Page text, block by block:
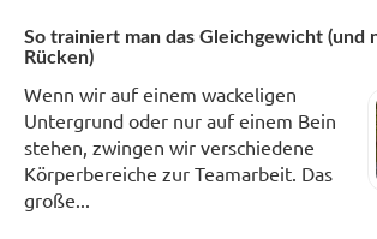
So trainiert man das Gleichgewicht (und
Rücken)
Wenn wir auf einem wackeligen
Untergrund oder nur auf einem Bein
stehen, zwingen wir verschiedene
Körperbereiche zur Teamarbeit. Das
große...